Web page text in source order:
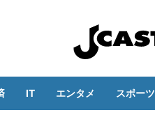
IT エンタメ スポーツ